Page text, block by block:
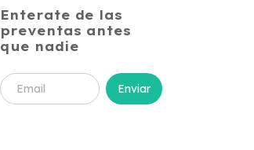
Enterate de las
preventas antes
que nadie